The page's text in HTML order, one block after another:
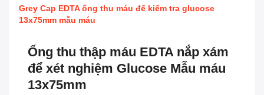
Grey Cap EDTA ống thu máu để kiểm tra glucose
13x75mm mẫu máu
Ống thu thập máu EDTA nắp xám
để xét nghiệm Glucose Mẫu máu
13x75mm